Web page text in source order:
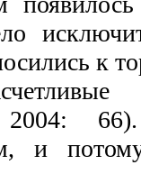
к
2004:
и